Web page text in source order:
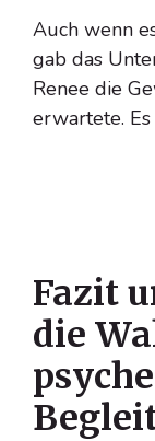
Auch wenn
gab das
Renee die
erwartete.
Fazit
die